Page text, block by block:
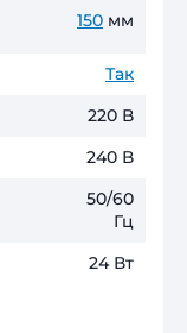
150 мм
Так
220 В
240 В
50/60
Гц
24 Вт